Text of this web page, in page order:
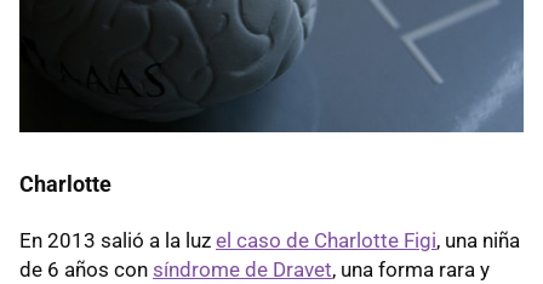
Charlotte
En 2013 salió a la luz el caso de Charlotte Figi, una niña
de 6 años con síndrome de Dravet, una forma rara y